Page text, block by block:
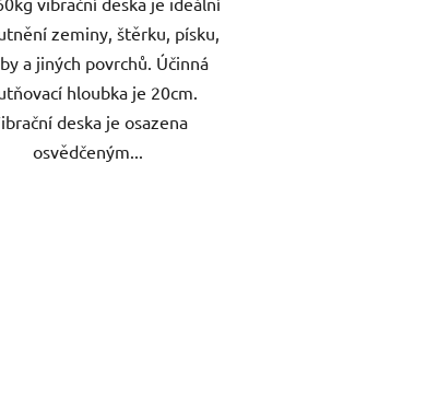
zeminy, štěrku, písku,
a jiných povrchů. Účinná
hloubka je 20cm.
deska je osazena
osvědčeným...